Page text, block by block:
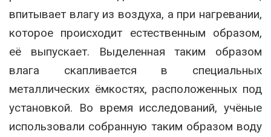
впитывает влагу из воздуха, а при нагревании,
которое происходит естественным образом,
её выпускает. Выделенная таким образом
влага скапливается в специальных
металлических ёмкостях, расположенных под
установкой. Во время исследований, учёные
использовали собранную таким образом воду